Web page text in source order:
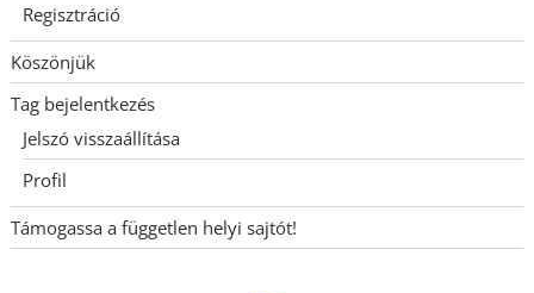
Regisztráció
Köszönjük
Tag bejelentkezés
Jelszó visszaállítása
Profil
Támogassa a független helyi sajtót!